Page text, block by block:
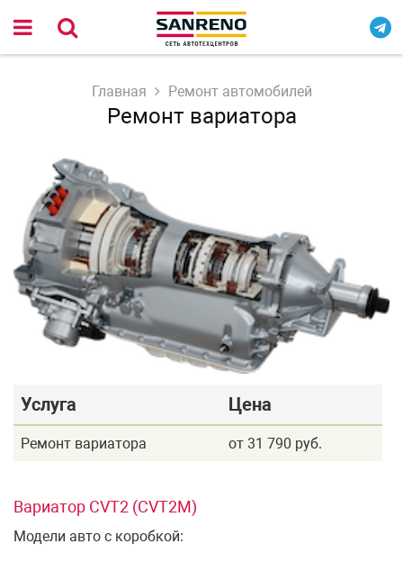
Главная Ремонт автомобилей
Ремонт вариатора
Услуга Цена
Ремонт вариатора от 31 790 руб.
Вариатор CVT2 (CVT2M)
Модели авто с коробкой: